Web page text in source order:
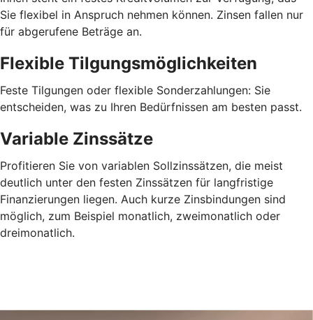
Sie flexibel in Anspruch nehmen können. Zinsen fallen nur
für abgerufene Beträge an.
Flexible Tilgungsmöglichkeiten
Feste Tilgungen oder flexible Sonderzahlungen: Sie
entscheiden, was zu Ihren Bedürfnissen am besten passt.
Variable Zinssätze
Profitieren Sie von variablen Sollzinssätzen, die meist
deutlich unter den festen Zinssätzen für langfristige
Finanzierungen liegen. Auch kurze Zinsbindungen sind
möglich, zum Beispiel monatlich, zweimonatlich oder
dreimonatlich.